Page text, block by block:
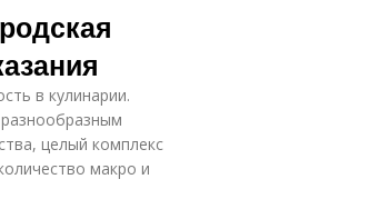
в кулинарии.
целый комплекс
макро и